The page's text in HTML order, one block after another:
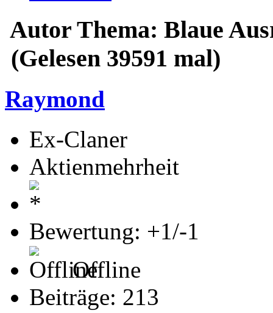
Autor Thema: Blaue
(Gelesen 39591 mal)
Raymond
Ex-Claner
Aktienmehrheit
Bewertung: +1/-1
Offline
Beiträge: 213